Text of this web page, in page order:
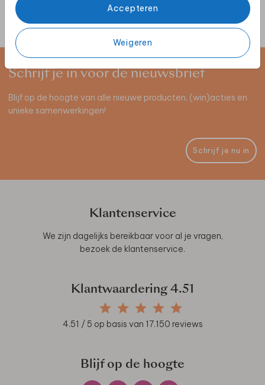
Accepteren
Weigeren
Schrijf je in voor de nieuwsbrief
Blijf op de hoogte van alle nieuwe producten, (win)acties en
unieke samenwerkingen!
Schrijf je nu in
Klantenservice
We zijn dagelijks bereikbaar voor al je vragen,
bezoek de klantenservice.
Klantwaardering 4.51
4.51 / 5 op basis van 17.150 reviews
Blijf op de hoogte